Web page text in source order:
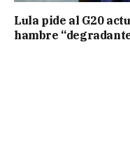
Lula pide al G20
hambre